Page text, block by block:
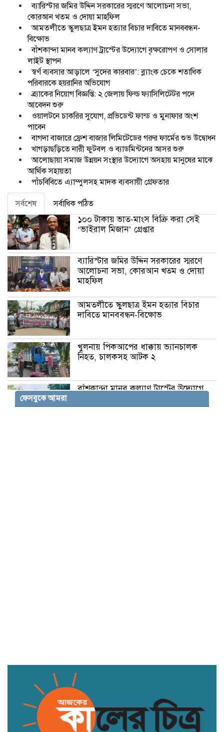
ব্যারিস্টার জমির উদ্দিন সরকারের স্মরণে আলোচনা সভা,
কোরআন খতম ও দোয়া মাহফিল
আমতলীতে স্কুলছাত্র ইমন হত্যার বিচার দাবিতে মানববন্ধন-
বিক্ষোভ
বাঁশকান্দা মানব কল্যাণ ট্রাস্টের উদ্যোগে বৃক্ষরোপণ ও সোলার
লাইট স্থাপন
স্বর্ণ ব্যবসার আড়ালে ‘সুদের কারবার’: ব্ল্যাংক চেকে শতাধিক
পরিবারকে হয়রানির অভিযোগ
ব্র্যাকের নিয়োগ বিজ্ঞপ্তি: ২ জেলায় ফিল্ড ফ্যাসিলিটেটর পদে
আবেদন শুরু
ওয়ালটনে চাকরির সুযোগ, প্রভিডেন্ট ফান্ড ও মুনাফার অংশ
পাবেন
বাগদা বাজারে ফ্রেশ বাজার লিমিটেডের গরুর ফার্মের শুভ উদ্বোধন
খাগড়াছড়িতে নারী ফুটবল ও ব্যাডমিন্টনের আসর শুরু
আলোছায়া সমাজ উন্নয়ন সংস্থার উদ্যোগে অসহায় মানুষের মাঝে
আর্থিক সহায়তা
পাঁচবিবিতে এ্যাম্পুলসহ মাদক ব্যবসায়ী গ্রেফতার
সর্বশেষ সর্বাধিক পঠিত
১০০ টাকায় ভাত-মাংস বিক্রি করা সেই
‘ভাইরাল মিজান’ গ্রেপ্তার
ব্যারিস্টার জমির উদ্দিন সরকারের স্মরণে
আলোচনা সভা, কোরআন খতম ও দোয়া
মাহফিল
আমতলীতে স্কুলছাত্র ইমন হত্যার বিচার
দাবিতে মানববন্ধন-বিক্ষোভ
খুলনায় পিকআপের ধাক্কায় ভ্যানচালক
নিহত, চালকসহ আটক ২
বাঁশকান্দা মানব কল্যাণ ট্রাস্টের উদ্যোগে
ফেসবুকে আমরা